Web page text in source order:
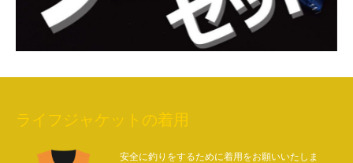
ライフジャケットの着用
安全に釣りをするために着用をお願いいたしま